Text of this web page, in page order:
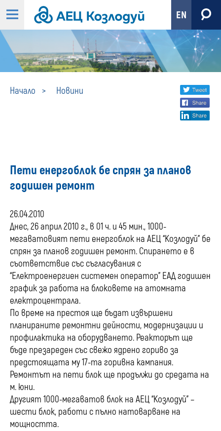
EN
Начало Новини
Share
social
Пети енергоблок бе спрян за планов
годишен ремонт
26.04.2010
Днес, 26 април 2010 г., в 01 ч. и 45 мин., 1000-
мегаватовият пети енергоблок на АЕЦ “Козлодуй” бе
спрян за планов годишен ремонт. Спирането е в
съответствие със съгласувания с
“Електроенергиен системен оператор” ЕАД годишен
график за работа на блоковете на атомната
електроцентрала.
По време на престоя ще бъдат извършени
планираните ремонтни дейности, модернизации и
профилактика на оборудването. Реакторът ще
бъде презареден със свежо ядрено гориво за
предстоящата му 17-та горивна кампания.
Ремонтът на пети блок ще продължи до средата на
м. юни.
Другият 1000-мегаватов блок на АЕЦ “Козлодуй” –
шести блок, работи с пълно натоварване на
мощността.